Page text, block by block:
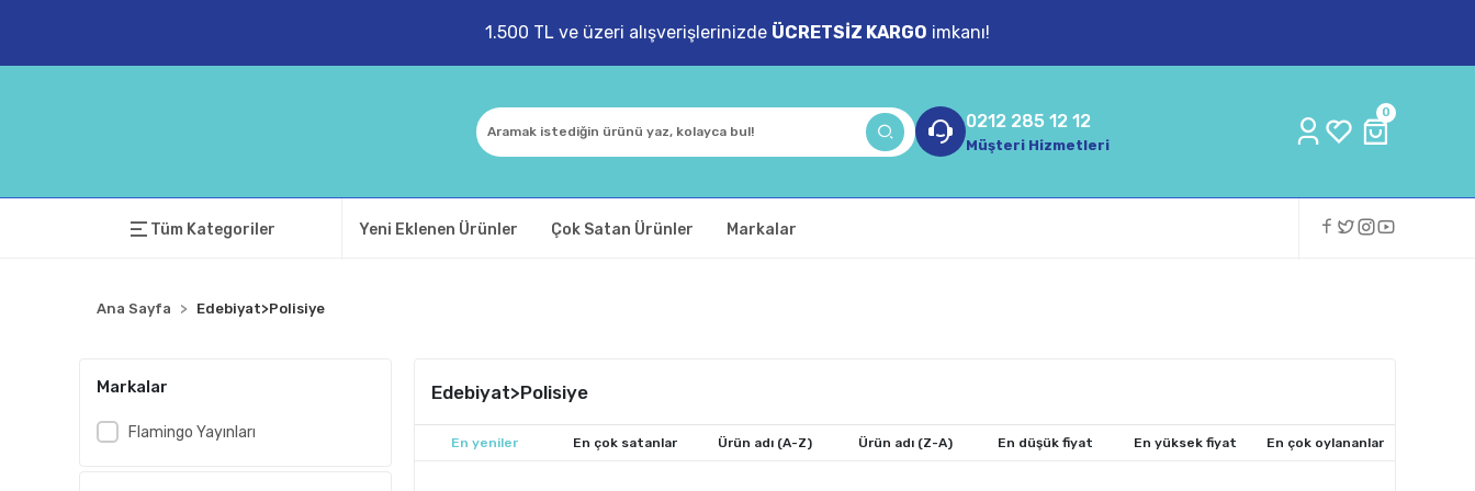
1.500 TL ve üzeri alışverişlerinizde ÜCRETSİZ KARGO imkanı!
0212 285 12 12
Müşteri Hizmetleri
0
Tüm Kategoriler Yeni Eklenen Ürünler Çok Satan Ürünler Markalar
Ana Sayfa Edebiyat>Polisiye
Markalar
Flamingo Yayınları
Edebiyat>Polisiye
En yeniler En çok satanlar Ürün adı (A-Z) Ürün adı (Z-A) En düşük fiyat En yüksek fiyat En çok oylananlar